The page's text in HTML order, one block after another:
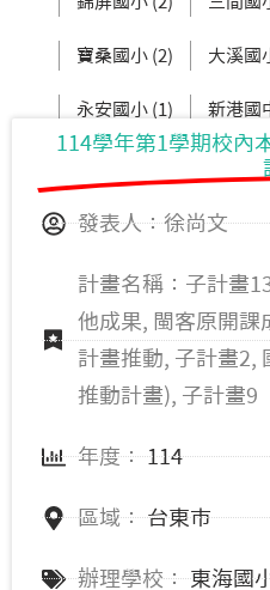
寶桑國小 (2) 大溪國
永安國小 (1) 新港國
114學年第1學期校內
發表人：徐尚文
計畫名稱：子計畫
他成果, 閩客原開課
計畫推動, 子計畫2,
推動計畫), 子計畫9
年度： 114
區域： 台東市
辦理學校： 東海國